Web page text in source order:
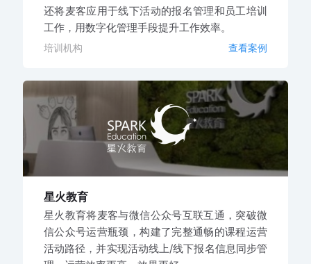
还将麦客应用于线下活动的报名管理和员工培训
工作，用数字化管理手段提升工作效率。
培训机构 查看案例
星火教育
星火教育将麦客与微信公众号互联互通，突破微
信公众号运营瓶颈，构建了完整通畅的课程运营
活动路径，并实现活动线上/线下报名信息同步管